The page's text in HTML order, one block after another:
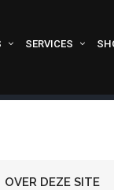
SERVICES
OVER DEZE SITE